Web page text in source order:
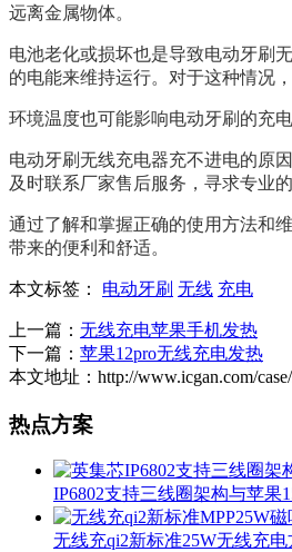
远离金属物体。
电池老化或损坏也是导致电动牙刷
的电能来维持运行。对于这种情况
环境温度也可能影响电动牙刷的充
电动牙刷无线充电器充不进电的原
及时联系厂家售后服务，寻求专业
通过了解和掌握正确的使用方法和
带来的便利和舒适。
本文标签： 电动牙刷 无线 充电
上一篇： 无线充电苹果手机发热
下一篇： 苹果12pro无线充电发热
本文地址：http://www.icgan.com/
热点方案
IP6802支持三线圈架构与苹果
无线充qi2新标准25W无线充电